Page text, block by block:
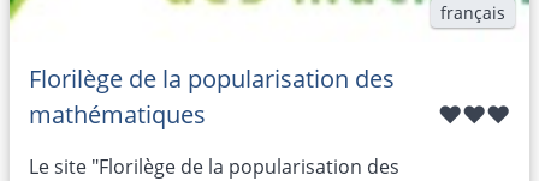
français
Florilège de la popularisation des
mathématiques
♥♥♥
Le site "Florilège de la popularisation des